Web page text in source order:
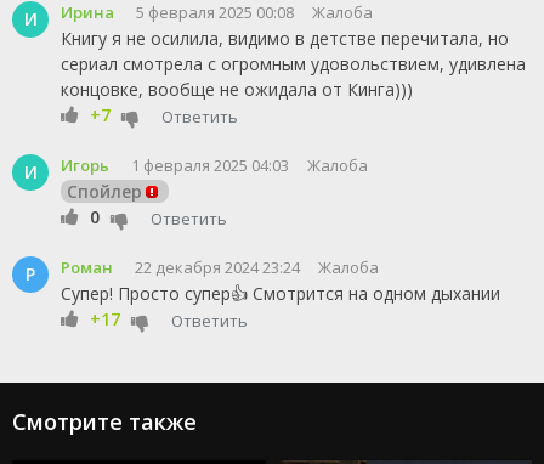
И Ирина 5 февраля 2025 00:08 Жалоба
Книгу я не осилила, видимо в детстве перечитала, но
сериал смотрела с огромным удовольствием, удивлена
концовке, вообще не ожидала от Кинга)))
+7
Ответить
И Игорь 1 февраля 2025 04:03 Жалоба
Спойлер
0
Ответить
Р Роман 22 декабря 2024 23:24 Жалоба
Супер! Просто супер👍 Смотрится на одном дыхании
+17
Ответить
Смотрите также